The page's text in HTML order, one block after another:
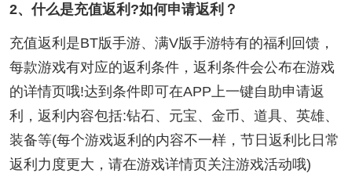
2、什么是充值返利?如何申请返利？
充值返利是BT版手游、满V版手游特有的福利回馈，
每款游戏有对应的返利条件，返利条件会公布在游戏
的详情页哦!达到条件即可在APP上一键自助申请返
利，返利内容包括:钻石、元宝、金币、道具、英雄、
装备等(每个游戏返利的内容不一样，节日返利比日常
返利力度更大，请在游戏详情页关注游戏活动哦)